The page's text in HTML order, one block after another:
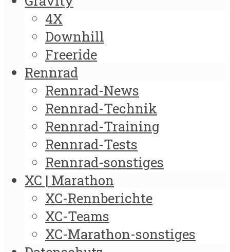
4X
Downhill
Freeride
Rennrad
Rennrad-News
Rennrad-Technik
Rennrad-Training
Rennrad-Tests
Rennrad-sonstiges
XC | Marathon
XC-Rennberichte
XC-Teams
XC-Marathon-sonstiges